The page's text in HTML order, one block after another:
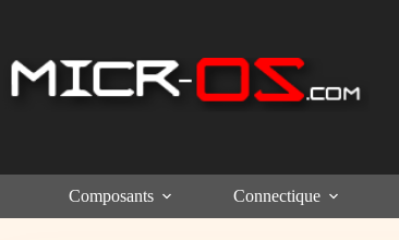
Composants Connectique